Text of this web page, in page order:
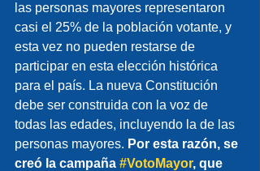
las personas mayores representaron
casi el 25% de la población votante, y
esta vez no pueden restarse de
participar en esta elección histórica
para el país. La nueva Constitución
debe ser construida con la voz de
todas las edades, incluyendo la de las
personas mayores. Por esta razón, se
creó la campaña #VotoMayor, que